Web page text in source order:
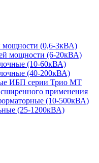
(0,6-3кВА)
мощности (6-20кВА)
(10-60кВА)
(40-200кВА)
ИБП серии Трио МТ
применения
(10-500кВА)
(25-1200кВА)